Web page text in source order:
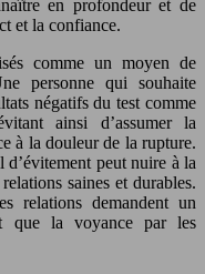
en profondeur et de
et la confiance.
comme un moyen de
personne qui souhaite
négatifs du test comme
ainsi d’assumer la
à la douleur de la rupture.
peut nuire à la
saines et durables.
relations demandent un
que la voyance par les